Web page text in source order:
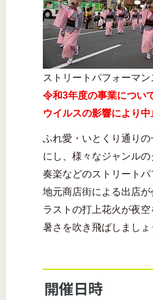
ストリートパフォーマン
令和3年度の事業につい
ウイルスの影響により中
ふれ愛・いとくり通りの
にし、様々なジャンル
奏楽などのストリートパ
地元商店街による出店が
ラストの打上花火が夜
暑さを吹き飛ばしましょ
開催日時